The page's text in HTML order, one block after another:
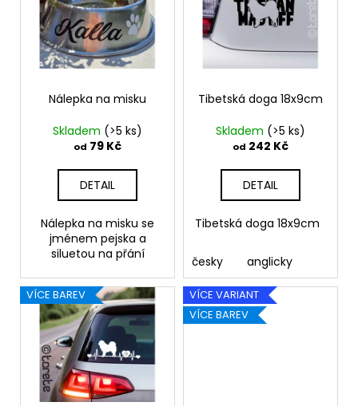
Nálepka na misku
Skladem (>5 ks)
od 79 Kč
DETAIL
Nálepka na misku se
jménem pejska a
siluetou na přání
Tibetská doga 18x9cm
Skladem (>5 ks)
od 242 Kč
DETAIL
Tibetská doga 18x9cm
česky anglicky
VÍCE BAREV
VÍCE VARIANT
VÍCE BAREV
"RUKU
18X16,5CM